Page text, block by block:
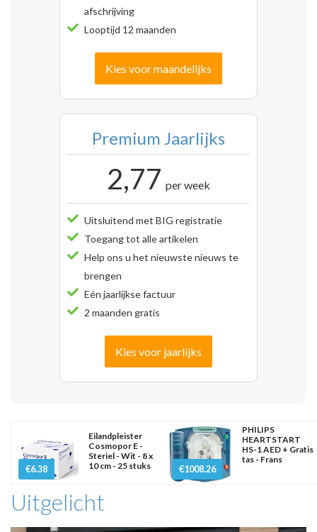
afschrijving
Looptijd 12 maanden
Kies voor maandelijks
Premium Jaarlijks
2,77 per week
Uitsluitend met BIG registratie
Toegang tot alle artikelen
Help ons u het nieuwste nieuws te
brengen
Eén jaarlijkse factuur
2 maanden gratis
Kies voor jaarlijks
€6.38
Eilandpleister
Cosmopor E -
Steriel - Wit - 8 x
10 cm - 25 stuks
€1008.26
PHILIPS
HEARTSTART
HS-1 AED + Gratis
tas - Frans
Uitgelicht